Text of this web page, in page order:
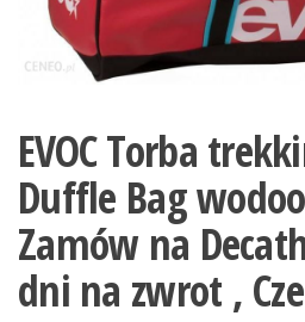
EVOC Torba
Duffle Bag
Zamów na
dni na zwrot ,